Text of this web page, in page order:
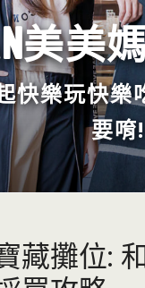
美
快樂玩快
要唷!
藏攤位: